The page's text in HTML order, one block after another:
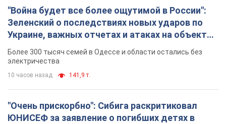
Глава МИД подчеркнул, что причиной гибели украинских
детей является война, развязанная РФ
8 часов назад 9,0 т.
"Значительные разрушения": Россия нанесла
массированный удар по добывающим
десятки БПЛА
9 часов назад 7,6 т.